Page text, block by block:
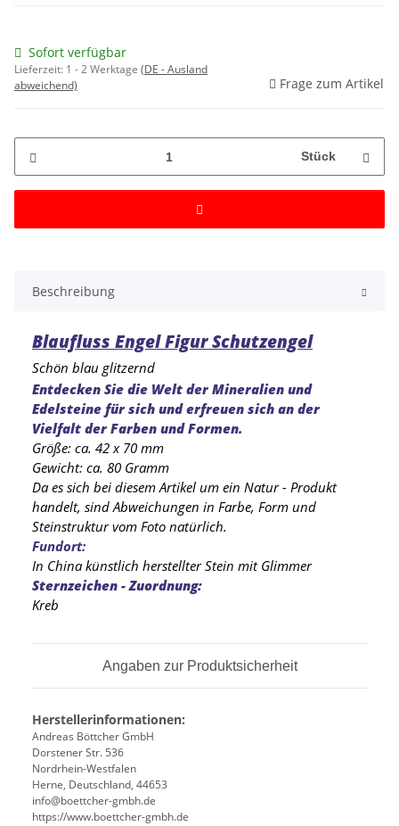
Sofort verfügbar
Lieferzeit: 1 - 2 Werktage (DE - Ausland
abweichend)
Frage zum Artikel
Stück
Beschreibung
Blaufluss Engel Figur Schutzengel
Schön blau glitzernd
Entdecken Sie die Welt der Mineralien und
Edelsteine für sich und erfreuen sich an der
Vielfalt der Farben und Formen.
Größe: ca. 42 x 70 mm
Gewicht: ca. 80 Gramm
Da es sich bei diesem Artikel um ein Natur - Produkt
handelt, sind Abweichungen in Farbe, Form und
Steinstruktur vom Foto natürlich.
Fundort:
In China künstlich herstellter Stein mit Glimmer
Sternzeichen - Zuordnung:
Kreb
Angaben zur Produktsicherheit
Herstellerinformationen:
Andreas Böttcher GmbH
Dorstener Str. 536
Nordrhein-Westfalen
Herne, Deutschland, 44653
info@boettcher-gmbh.de
https://www.boettcher-gmbh.de